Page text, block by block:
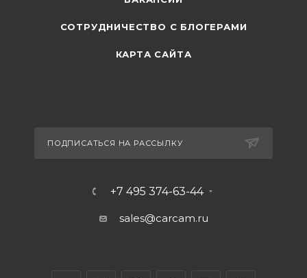
СОТРУДНИЧЕСТВО С БЛОГЕРАМИ
КАРТА САЙТА
ПОДПИСАТЬСЯ НА РАССЫЛКУ
+7 495 374-63-44
sales@carcam.ru